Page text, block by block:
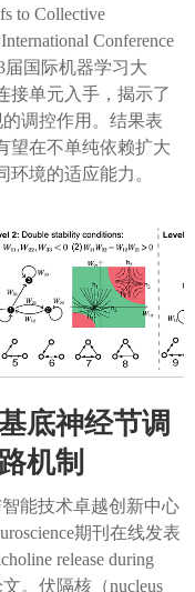
to Collective
Conference
届国际机器学习大
接单元入手，揭示了
调控作用。结果表
望在不单纯依赖扩大
境的适应能力。
底神经节调
机制
能技术卓越创新中心
期刊在线发表
release during
文。伏隔核（nucleus